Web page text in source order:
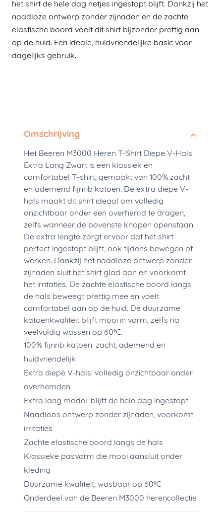
het shirt de hele dag netjes ingestopt blijft. Dankzij het
naadloze ontwerp zonder zijnaden en de zachte
elastische boord voelt dit shirt bijzonder prettig aan
op de huid. Een ideale, huidvriendelijke basic voor
dagelijks gebruik.
Omschrijving
Het Beeren M3000 Heren T-Shirt Diepe V-Hals
Extra Lang Zwart is een klassiek en
comfortabel T-shirt, gemaakt van 100% zacht
en ademend fijnrib katoen. De extra diepe V-
hals maakt dit shirt ideaal om volledig
onzichtbaar onder een overhemd te dragen,
zelfs wanneer de bovenste knopen openstaan.
De extra lengte zorgt ervoor dat het shirt
perfect ingestopt blijft, ook tijdens bewegen of
werken. Dankzij het naadloze ontwerp zonder
zijnaden sluit het shirt glad aan en voorkomt
het irritaties. De zachte elastische boord langs
de hals beweegt prettig mee en voelt
comfortabel aan op de huid. De duurzame
katoenkwaliteit blijft mooi in vorm, zelfs na
veelvuldig wassen op 60°C.
100% fijnrib katoen: zacht, ademend en
huidvriendelijk
Extra diepe V-hals: volledig onzichtbaar onder
overhemden
Extra lang model: blijft de hele dag ingestopt
Naadloos ontwerp zonder zijnaden, voorkomt
irritaties
Zachte elastische boord langs de hals
Klassieke pasvorm die mooi aansluit onder
kleding
Duurzame kwaliteit, wasbaar op 60°C
Onderdeel van de Beeren M3000 herencollectie